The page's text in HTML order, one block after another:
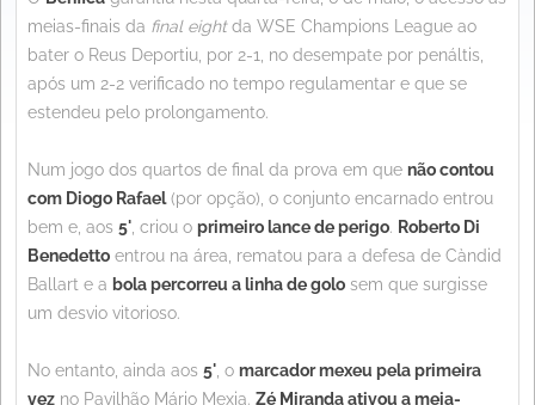
meias-finais da final eightda WSE Champions League ao
bater o Reus Deportiu, por 2-1, no desempate por penáltis,
após um 2-2 verificado no tempo regulamentar e que se
estendeu pelo prolongamento.
Num jogo dos quartos de final da prova em que não contou
com Diogo Rafael(por opção), o conjunto encarnado entrou
bem e, aos 5' , criou o primeiro lance de perigo. Roberto Di
Benedetto entrou na área, rematou para a defesa de Càndid
Ballart e a bola percorreu a linha de golo sem que surgisse
um desvio vitorioso.
No entanto, ainda aos 5' , o marcador mexeu pela primeira
vez no Pavilhão Mário Mexia. Zé Miranda ativou a meia-